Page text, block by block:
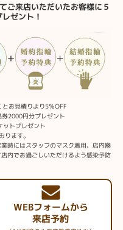
ご来店いただいたお客様に５
ゼント！
お見積りより5％OFF
円分プレゼント
ットプレゼント
ります。
時にはスタッフのマスク着用、店内換
内でお過ごしいただけるよう感染予防
WEBフォームから
来店予約